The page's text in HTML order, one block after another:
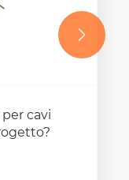
cavi
